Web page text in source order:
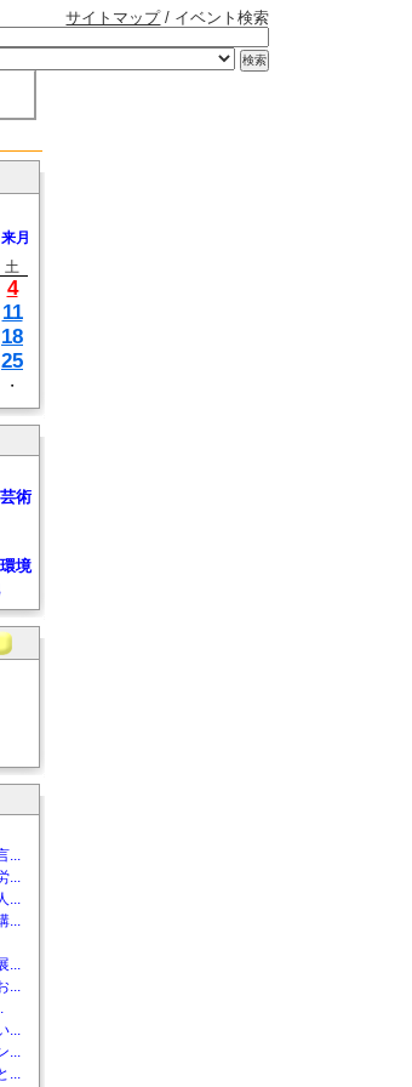
サイトマップ/ イベント検索
来月
土
4
11
18
25
・
術
境
...
...
...
...
...
...
...
...
...